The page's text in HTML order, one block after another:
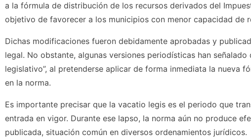
a la fórmula de distribución de los recursos derivados del
objetivo de favorecer a los municipios con menor capacidad de
Dichas modificaciones fueron debidamente aprobadas y
legal. No obstante, algunas versiones periodísticas han
legislativo”, al pretenderse aplicar de forma inmediata la nueva
en la norma.
Es importante precisar que la vacatio legis es el periodo que
entrada en vigor. Durante ese lapso, la norma aún no produce
publicada, situación común en diversos ordenamientos jurídicos.